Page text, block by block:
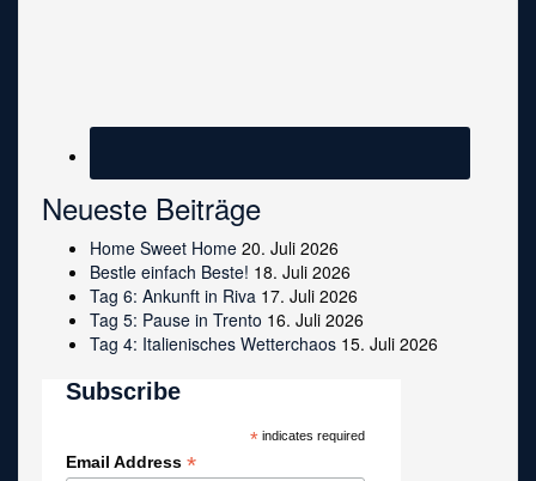
Neueste Beiträge
Home Sweet Home 20. Juli 2026
Bestle einfach Beste! 18. Juli 2026
Tag 6: Ankunft in Riva 17. Juli 2026
Tag 5: Pause in Trento 16. Juli 2026
Tag 4: Italienisches Wetterchaos 15. Juli 2026
Subscribe
*indicates required
Email Address *